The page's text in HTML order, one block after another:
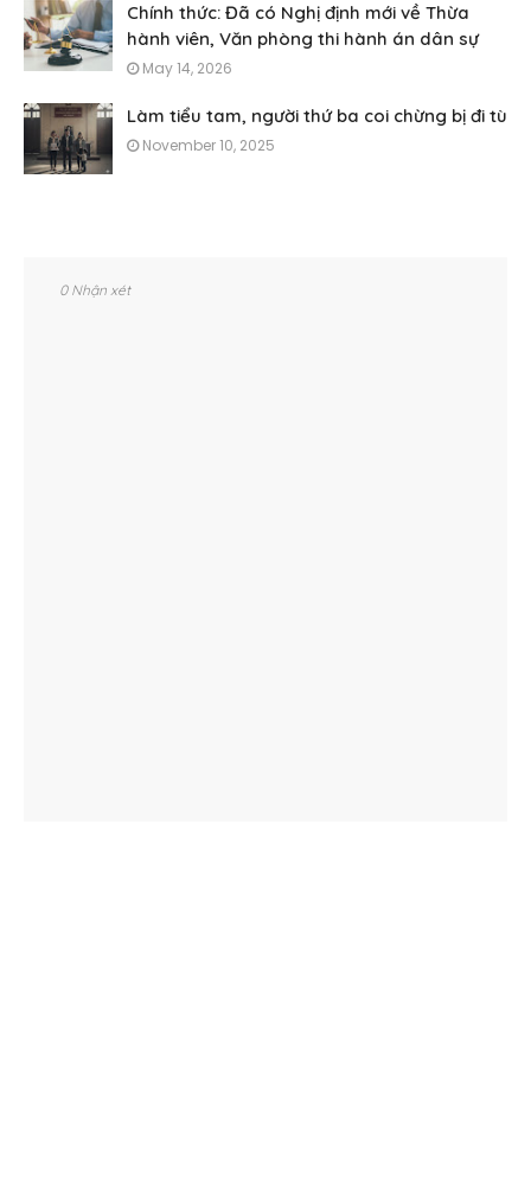
Chính thức: Đã có Nghị định mới về Thừa
hành viên, Văn phòng thi hành án dân sự
May 14, 2026
Làm tiểu tam, người thứ ba coi chừng bị đi tù
November 10, 2025
0 Nhận xét